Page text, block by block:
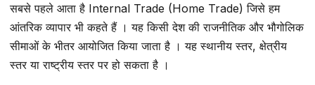
सबसे पहले आता है Internal Trade (Home Trade) जिसे हम
आंतरिक व्यापार भी कहते हैं । यह किसी देश की राजनीतिक और भौगोलिक
सीमाओं के भीतर आयोजित किया जाता है । यह स्थानीय स्तर, क्षेत्रीय
स्तर या राष्ट्रीय स्तर पर हो सकता है ।